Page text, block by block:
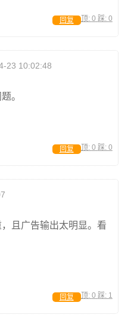
顶: 0 踩: 0
回复
23 10:02:48
。
顶: 0 踩: 0
回复
且广告输出太明显。看
顶: 0 踩: 1
回复